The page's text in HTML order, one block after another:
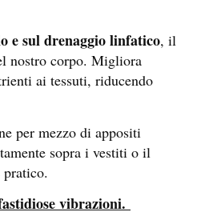
e sul drenaggio linfatico, il
nostro corpo. Migliora
ai tessuti, riducendo
per mezzo di appositi
sopra i vestiti o il
vibrazioni.